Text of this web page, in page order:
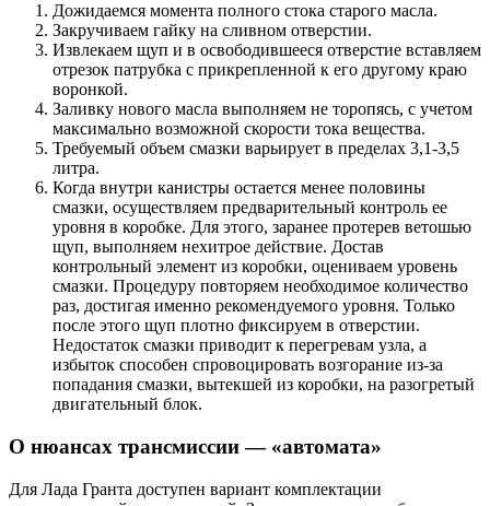
Дожидаемся момента полного стока старого масла.
Закручиваем гайку на сливном отверстии.
Извлекаем щуп и в освободившееся отверстие вставляем
отрезок патрубка с прикрепленной к его другому краю
воронкой.
Заливку нового масла выполняем не торопясь, с учетом
максимально возможной скорости тока вещества.
Требуемый объем смазки варьирует в пределах 3,1-3,5
литра.
Когда внутри канистры остается менее половины
смазки, осуществляем предварительный контроль ее
уровня в коробке. Для этого, заранее протерев ветошью
щуп, выполняем нехитрое действие. Достав
контрольный элемент из коробки, оцениваем уровень
смазки. Процедуру повторяем необходимое количество
раз, достигая именно рекомендуемого уровня. Только
после этого щуп плотно фиксируем в отверстии.
Недостаток смазки приводит к перегревам узла, а
избыток способен спровоцировать возгорание из-за
попадания смазки, вытекшей из коробки, на разогретый
двигательный блок.
О нюансах трансмиссии — «автомата»
Для Лада Гранта доступен вариант комплектации